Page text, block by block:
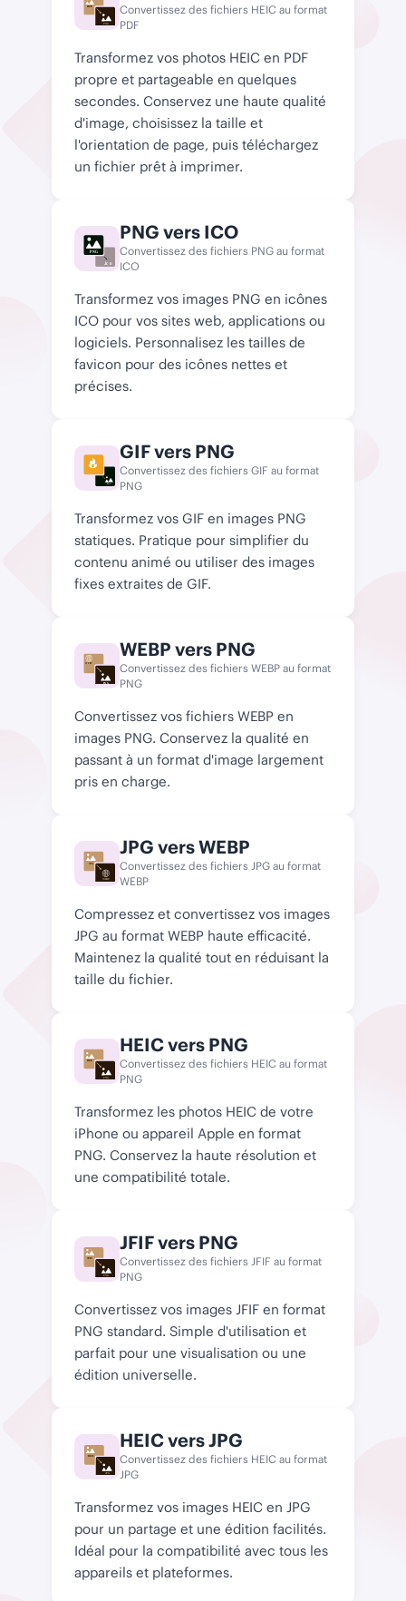
PNG
Convertissez des fichiers HEIC au format
PDF
Transformez vos photos HEIC en PDF
propre et partageable en quelques
secondes. Conservez une haute qualité
d'image, choisissez la taille et
l'orientation de page, puis téléchargez
un fichier prêt à imprimer.
PNG
.ico
PNG vers ICO
Convertissez des fichiers PNG au format
ICO
Transformez vos images PNG en icônes
ICO pour vos sites web, applications ou
logiciels. Personnalisez les tailles de
favicon pour des icônes nettes et
précises.
PNG
GIF vers PNG
Convertissez des fichiers GIF au format
PNG
Transformez vos GIF en images PNG
statiques. Pratique pour simplifier du
contenu animé ou utiliser des images
fixes extraites de GIF.
PNG
WEBP vers PNG
Convertissez des fichiers WEBP au format
PNG
Convertissez vos fichiers WEBP en
images PNG. Conservez la qualité en
passant à un format d'image largement
pris en charge.
WEBP
JPG
JPG vers WEBP
Convertissez des fichiers JPG au format
WEBP
Compressez et convertissez vos images
JPG au format WEBP haute efficacité.
Maintenez la qualité tout en réduisant la
taille du fichier.
PNG
HEIC vers PNG
Convertissez des fichiers HEIC au format
PNG
Transformez les photos HEIC de votre
iPhone ou appareil Apple en format
PNG. Conservez la haute résolution et
une compatibilité totale.
PNG
JEIF
JFIF vers PNG
Convertissez des fichiers JFIF au format
PNG
Convertissez vos images JFIF en format
PNG standard. Simple d'utilisation et
parfait pour une visualisation ou une
édition universelle.
JPG
HEIC
HEIC vers JPG
Convertissez des fichiers HEIC au format
JPG
Transformez vos images HEIC en JPG
pour un partage et une édition facilités.
Idéal pour la compatibilité avec tous les
appareils et plateformes.